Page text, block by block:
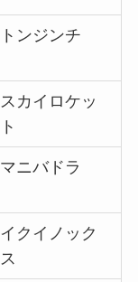
トンジンチ
スカイロケッ
ト
マニバドラ
イクイノック
ス